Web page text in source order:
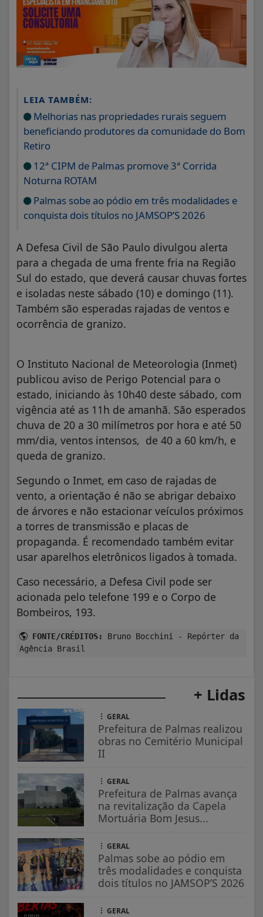
LEIA TAMBÉM:
Melhorias nas propriedades rurais seguem
beneficiando produtores da comunidade do Bom
Retiro
12ª CIPM de Palmas promove 3ª Corrida
Noturna ROTAM
Palmas sobe ao pódio em três modalidades e
conquista dois títulos no JAMSOP’S 2026
A Defesa Civil de São Paulo divulgou alerta
para a chegada de uma frente fria na Região
Sul do estado, que deverá causar chuvas fortes
e isoladas neste sábado (10) e domingo (11).
Também são esperadas rajadas de ventos e
ocorrência de granizo.
O Instituto Nacional de Meteorologia (Inmet)
publicou aviso de Perigo Potencial para o
estado, iniciando às 10h40 deste sábado, com
vigência até as 11h de amanhã. São esperados
chuva de 20 a 30 milímetros por hora e até 50
mm/dia, ventos intensos, de 40 a 60 km/h, e
queda de granizo.
Segundo o Inmet, em caso de rajadas de
vento, a orientação é não se abrigar debaixo
de árvores e não estacionar veículos próximos
a torres de transmissão e placas de
propaganda. É recomendado também evitar
usar aparelhos eletrônicos ligados à tomada.
Caso necessário, a Defesa Civil pode ser
acionada pelo telefone 199 e o Corpo de
Bombeiros, 193.
FONTE/CRÉDITOS:
Bruno Bocchini - Repórter da
Agência Brasil
+ Lidas
GERAL
Prefeitura de Palmas realizou
obras no Cemitério Municipal
II
GERAL
Prefeitura de Palmas avança
na revitalização da Capela
Mortuária Bom Jesus...
GERAL
Palmas sobe ao pódio em
três modalidades e conquista
dois títulos no JAMSOP’S 2026
GERAL